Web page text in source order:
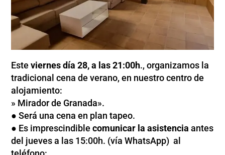
Esteviernes día 28, a las 21:00h., organizamos la
tradicional cena de verano, en nuestro centro de
alojamiento:
» Mirador de Granada».
● Será una cena en plan tapeo.
● Es imprescindiblecomunicar la asistencia antes
del jueves a las 15:00h. (vía WhatsApp) al